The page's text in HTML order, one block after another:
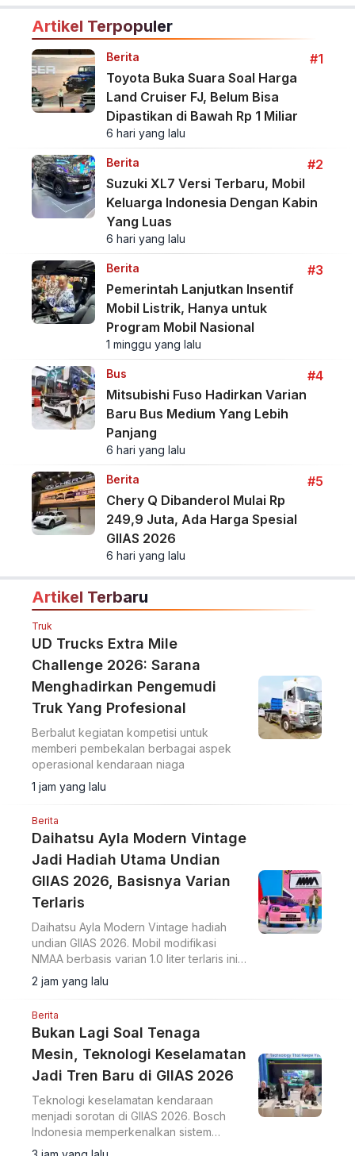
Artikel Terpopuler
Berita
#1
Toyota Buka Suara Soal Harga
Land Cruiser FJ, Belum Bisa
Dipastikan di Bawah Rp 1 Miliar
6 hari yang lalu
Berita
#2
Suzuki XL7 Versi Terbaru, Mobil
Keluarga Indonesia Dengan Kabin
Yang Luas
6 hari yang lalu
Berita
#3
Pemerintah Lanjutkan Insentif
Mobil Listrik, Hanya untuk
Program Mobil Nasional
1 minggu yang lalu
Bus
#4
Mitsubishi Fuso Hadirkan Varian
Baru Bus Medium Yang Lebih
Panjang
6 hari yang lalu
Berita
#5
Chery Q Dibanderol Mulai Rp
249,9 Juta, Ada Harga Spesial
GIIAS 2026
6 hari yang lalu
Artikel Terbaru
Truk
UD Trucks Extra Mile
Challenge 2026: Sarana
Menghadirkan Pengemudi
Truk Yang Profesional
Berbalut kegiatan kompetisi untuk
memberi pembekalan berbagai aspek
operasional kendaraan niaga
1 jam yang lalu
Berita
Daihatsu Ayla Modern Vintage
Jadi Hadiah Utama Undian
GIIAS 2026, Basisnya Varian
Terlaris
Daihatsu Ayla Modern Vintage hadiah
undian GIIAS 2026. Mobil modifikasi
NMAA berbasis varian 1.0 liter terlaris ini
diundi di hadapan pengunjung dan
dimenangkan konsumen dari Lampung.
2 jam yang lalu
Berita
Bukan Lagi Soal Tenaga
Mesin, Teknologi Keselamatan
Jadi Tren Baru di GIIAS 2026
Teknologi keselamatan kendaraan
menjadi sorotan di GIIAS 2026. Bosch
Indonesia memperkenalkan sistem
Sense, Think, dan Act yang membantu